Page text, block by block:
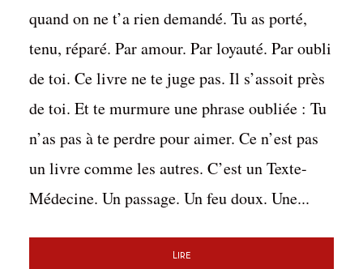
quand on ne t’a rien demandé. Tu as porté,
tenu, réparé. Par amour. Par loyauté. Par oubli
de toi. Ce livre ne te juge pas. Il s’assoit près
de toi. Et te murmure une phrase oubliée : Tu
n’as pas à te perdre pour aimer. Ce n’est pas
un livre comme les autres. C’est un Texte-
Médecine. Un passage. Un feu doux. Une...
Lire